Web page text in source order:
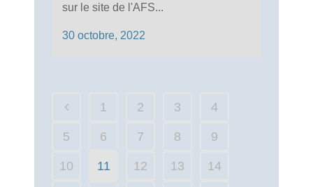
sur le site de l'AFS...
30 octobre, 2022
1 2 3 4
5 6 7 8 9
10 11 12 13 14